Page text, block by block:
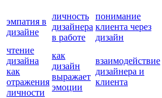
эмпатия в
дизайне
личность
дизайнера
в работе
понимание
клиента через
дизайн
чтение
дизайна
как
отражения
личности
как
дизайн
выражает
эмоции
взаимодействие
дизайнера и
клиента